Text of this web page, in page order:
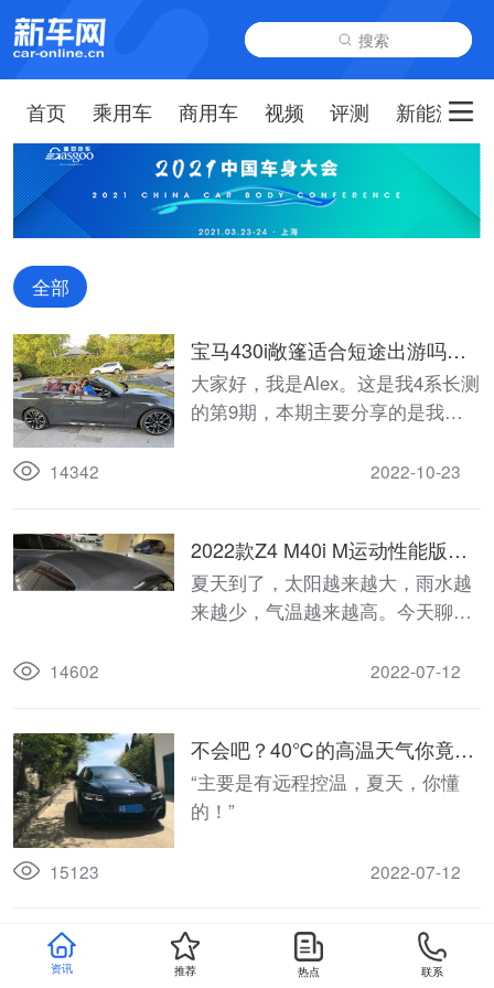
搜索
首页 乘用车 商用车 视频 评测 新能源
全部
宝马430i敞篷适合短途出游吗？
车主说：值得表扬...
大家好，我是Alex。这是我4系长测
的第9期，本期主要分享的是我心
14342 2022-10-23
2022款Z4 M40i M运动性能版：
夏日的用车习惯和感受
夏天到了，太阳越来越大，雨水越
来越少，气温越来越高。今天聊聊
14602 2022-07-12
不会吧？40℃的高温天气你竟不
会用宝马的远程温控功能？
“主要是有远程控温，夏天，你懂
的！”
15123 2022-07-12
挑战世界最高海拔公路！开宝马3
系进藏是一种什么样的体验？大
大家好，我是来自武汉的新3系车
资讯 推荐 热点 联系